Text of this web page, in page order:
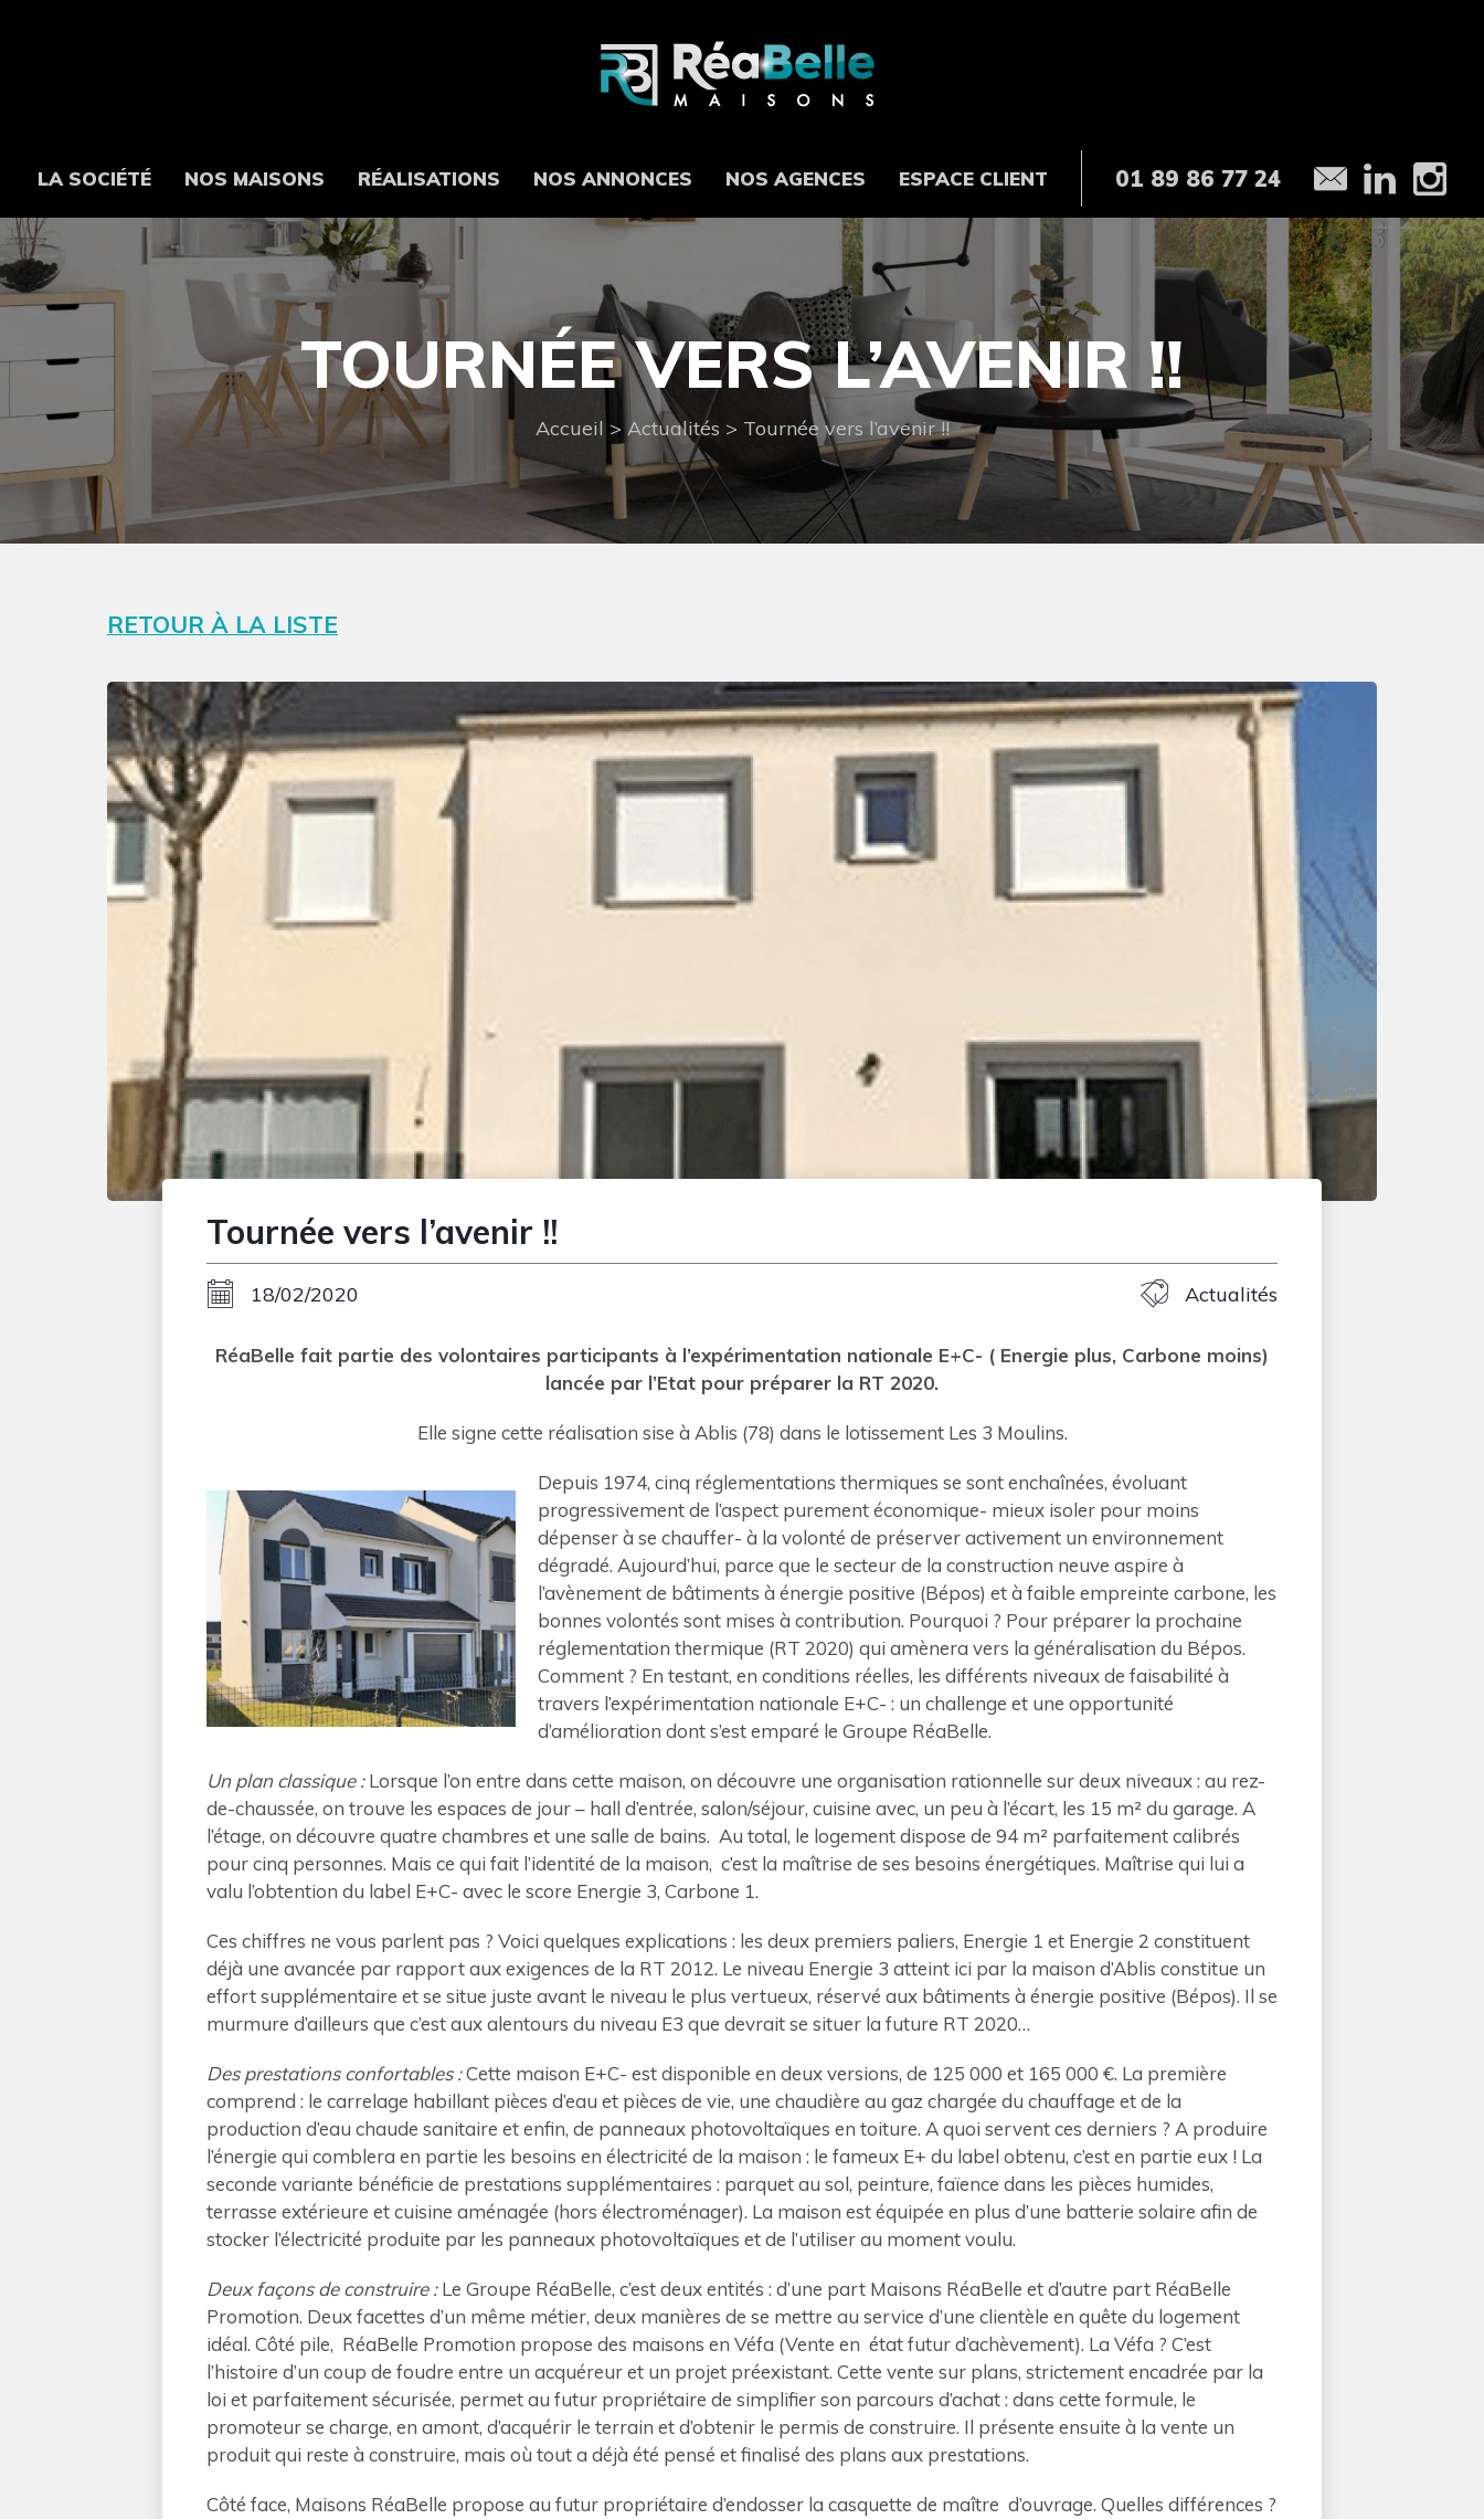
LA SOCIÉTÉ NOS MAISONS RÉALISATIONS NOS ANNONCES NOS AGENCES ESPACE CLIENT 01 89 86 77 24
TOURNÉE VERS L’AVENIR !!
Accueil > Actualités > Tournée vers l’avenir !!
RETOUR À LA LISTE
Tournée vers l’avenir !!
18/02/2020 Actualités
RéaBelle fait partie des volontaires participants à l’expérimentation nationale E+C- ( Energie plus, Carbone moins)
lancée par l’Etat pour préparer la RT 2020.
Elle signe cette réalisation sise à Ablis (78) dans le lotissement Les 3 Moulins.
Depuis 1974, cinq réglementations thermiques se sont enchaînées, évoluant
progressivement de l’aspect purement économique- mieux isoler pour moins
dépenser à se chauffer- à la volonté de préserver activement un environnement
dégradé. Aujourd’hui, parce que le secteur de la construction neuve aspire à
l’avènement de bâtiments à énergie positive (Bépos) et à faible empreinte carbone, les
bonnes volontés sont mises à contribution. Pourquoi ? Pour préparer la prochaine
réglementation thermique (RT 2020) qui amènera vers la généralisation du Bépos.
Comment ? En testant, en conditions réelles, les différents niveaux de faisabilité à
travers l’expérimentation nationale E+C- : un challenge et une opportunité
d’amélioration dont s’est emparé le Groupe RéaBelle.
Un plan classique :Lorsque l’on entre dans cette maison, on découvre une organisation rationnelle sur deux niveaux : au rez-
de-chaussée, on trouve les espaces de jour – hall d’entrée, salon/séjour, cuisine avec, un peu à l’écart, les 15 m² du garage. A
l’étage, on découvre quatre chambres et une salle de bains. Au total, le logement dispose de 94 m² parfaitement calibrés
pour cinq personnes. Mais ce qui fait l’identité de la maison, c’est la maîtrise de ses besoins énergétiques. Maîtrise qui lui a
valu l’obtention du label E+C- avec le score Energie 3, Carbone 1.
Ces chiffres ne vous parlent pas ? Voici quelques explications : les deux premiers paliers, Energie 1 et Energie 2 constituent
déjà une avancée par rapport aux exigences de la RT 2012. Le niveau Energie 3 atteint ici par la maison d’Ablis constitue un
effort supplémentaire et se situe juste avant le niveau le plus vertueux, réservé aux bâtiments à énergie positive (Bépos). Il se
murmure d’ailleurs que c’est aux alentours du niveau E3 que devrait se situer la future RT 2020…
Des prestations confortables :Cette maison E+C- est disponible en deux versions, de 125 000 et 165 000 €. La première
comprend : le carrelage habillant pièces d’eau et pièces de vie, une chaudière au gaz chargée du chauffage et de la
production d’eau chaude sanitaire et enfin, de panneaux photovoltaïques en toiture. A quoi servent ces derniers ? A produire
l’énergie qui comblera en partie les besoins en électricité de la maison : le fameux E+ du label obtenu, c’est en partie eux ! La
seconde variante bénéficie de prestations supplémentaires : parquet au sol, peinture, faïence dans les pièces humides,
terrasse extérieure et cuisine aménagée (hors électroménager). La maison est équipée en plus d’une batterie solaire afin de
stocker l’électricité produite par les panneaux photovoltaïques et de l’utiliser au moment voulu.
Deux façons de construire :Le Groupe RéaBelle, c’est deux entités : d’une part Maisons RéaBelle et d’autre part RéaBelle
Promotion. Deux facettes d’un même métier, deux manières de se mettre au service d’une clientèle en quête du logement
idéal. Côté pile, RéaBelle Promotion propose des maisons en Véfa (Vente en état futur d’achèvement). La Véfa ? C’est
l’histoire d’un coup de foudre entre un acquéreur et un projet préexistant. Cette vente sur plans, strictement encadrée par la
loi et parfaitement sécurisée, permet au futur propriétaire de simplifier son parcours d’achat : dans cette formule, le
promoteur se charge, en amont, d’acquérir le terrain et d’obtenir le permis de construire. Il présente ensuite à la vente un
produit qui reste à construire, mais où tout a déjà été pensé et finalisé des plans aux prestations.
Côté face, Maisons RéaBelle propose au futur propriétaire d’endosser la casquette de maître d’ouvrage. Quelles différences ?